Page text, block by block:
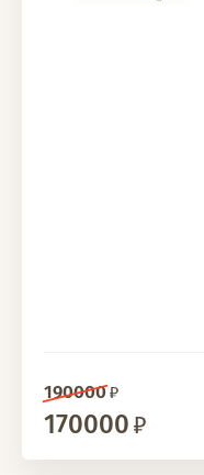
190000
170000